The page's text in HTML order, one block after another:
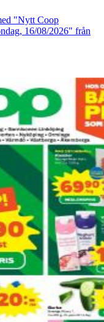
"Nytt Coop
16/08/2026" från